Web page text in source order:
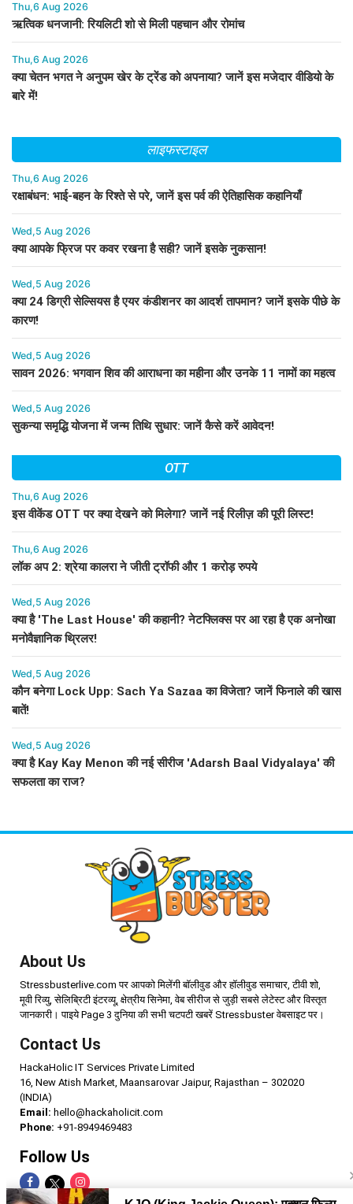
Thu,6 Aug 2026
ऋत्विक धनजानी: रियलिटी शो से मिली पहचान और रोमांच
Thu,6 Aug 2026
क्या चेतन भगत ने अनुपम खेर के ट्रेंड को अपनाया? जानें इस मजेदार वीडियो के
बारे में!
लाइफस्टाइल
Thu,6 Aug 2026
रक्षाबंधन: भाई-बहन के रिश्ते से परे, जानें इस पर्व की ऐतिहासिक कहानियाँ
Wed,5 Aug 2026
क्या आपके फ्रिज पर कवर रखना है सही? जानें इसके नुकसान!
Wed,5 Aug 2026
क्या 24 डिग्री सेल्सियस है एयर कंडीशनर का आदर्श तापमान? जानें इसके पीछे के
कारण!
Wed,5 Aug 2026
सावन 2026: भगवान शिव की आराधना का महीना और उनके 11 नामों का महत्व
Wed,5 Aug 2026
सुकन्या समृद्धि योजना में जन्म तिथि सुधार: जानें कैसे करें आवेदन!
OTT
Thu,6 Aug 2026
इस वीकेंड OTT पर क्या देखने को मिलेगा? जानें नई रिलीज़ की पूरी लिस्ट!
Thu,6 Aug 2026
लॉक अप 2: श्रेया कालरा ने जीती ट्रॉफी और 1 करोड़ रुपये
Wed,5 Aug 2026
क्या है 'The Last House' की कहानी? नेटफ्लिक्स पर आ रहा है एक अनोखा
मनोवैज्ञानिक थ्रिलर!
Wed,5 Aug 2026
कौन बनेगा Lock Upp: Sach Ya Sazaa का विजेता? जानें फिनाले की खास
बातें!
Wed,5 Aug 2026
क्या है Kay Kay Menon की नई सीरीज 'Adarsh Baal Vidyalaya' की
सफलता का राज?
About Us
Stressbusterlive.com पर आपको मिलेंगी बॉलीवुड और हॉलीवुड समाचार, टीवी शो,
मूवी रिव्यु, सेलिब्रिटी इंटरव्यू, क्षेत्रीय सिनेमा, वेब सीरीज से जुड़ी सबसे लेटेस्ट और विस्तृत
जानकारी। पाइये Page 3 दुनिया की सभी चटपटी खबरें Stressbuster वेबसाइट पर।
Contact Us
HackaHolic IT Services Private Limited
16, New Atish Market, Maansarovar Jaipur, Rajasthan – 302020
(INDIA)
Email: hello@hackaholicit.com
Phone: +91-8949469483
Follow Us